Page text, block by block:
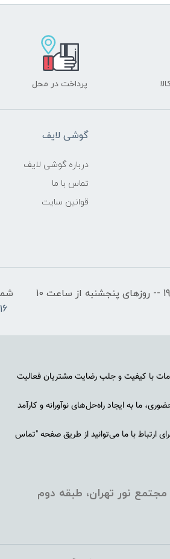
پرداخت در محل
گوشی لایف
درباره گوشی لایف
تماس با ما
قوانین سایت
ساعات کاری: روزهای شنبه تا چهارشنبه از ساعت 10 الی 19 -- روزهای پنجشنبه از ساعت 10
با کیفیت و جلب رضایت مشتریان فعالیت
ما به ایجاد راه‌حل‌های نوآورانه و کارآمد
ارتباط با ما می‌توانید از طریق صفحه "تماس
نور تهران، طبقه دوم